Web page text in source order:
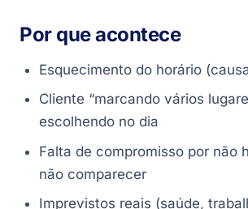
Por que acontece
Esquecimento do horário
Cliente “marcando vários
escolhendo no dia
Falta de compromisso por não
não comparecer
Imprevistos reais (saúde,